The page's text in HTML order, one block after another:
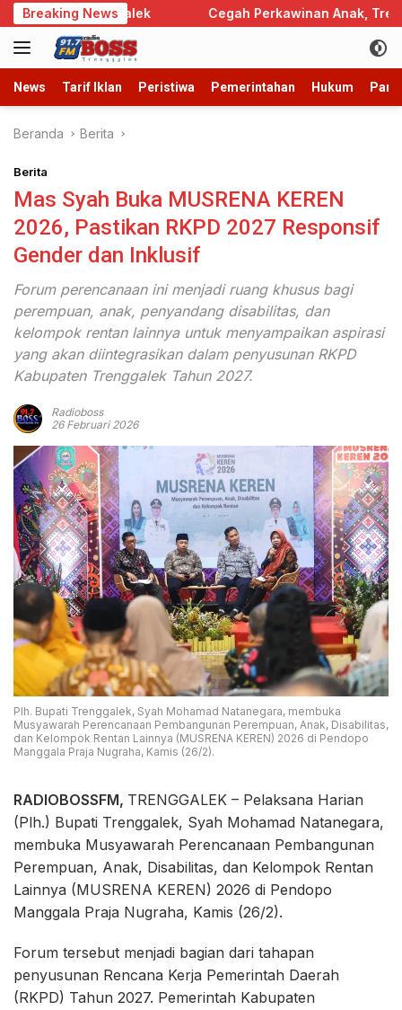
Langsung
ke
konten
Breaking News
Trenggalek Cegah Perkawinan Anak, Trenggalek
News Tarif Iklan Peristiwa Pemerintahan Hukum
Beranda Berita
Berita
Mas Syah Buka MUSRENA KEREN
2026, Pastikan RKPD 2027 Responsif
Gender dan Inklusif
Forum perencanaan ini menjadi ruang khusus bagi
perempuan, anak, penyandang disabilitas, dan
kelompok rentan lainnya untuk menyampaikan aspirasi
yang akan diintegrasikan dalam penyusunan RKPD
Kabupaten Trenggalek Tahun 2027.
Radioboss
26 Februari 2026
Plh. Bupati Trenggalek, Syah Mohamad Natanegara, membuka
Musyawarah Perencanaan Pembangunan Perempuan, Anak, Disabilitas,
dan Kelompok Rentan Lainnya (MUSRENA KEREN) 2026 di Pendopo
Manggala Praja Nugraha, Kamis (26/2).
RADIOBOSSFM, TRENGGALEK – Pelaksana Harian
(Plh.) Bupati Trenggalek, Syah Mohamad Natanegara,
membuka Musyawarah Perencanaan Pembangunan
Perempuan, Anak, Disabilitas, dan Kelompok Rentan
Lainnya (MUSRENA KEREN) 2026 di Pendopo
Manggala Praja Nugraha, Kamis (26/2).
Forum tersebut menjadi bagian dari tahapan
penyusunan Rencana Kerja Pemerintah Daerah
(RKPD) Tahun 2027. Pemerintah Kabupaten